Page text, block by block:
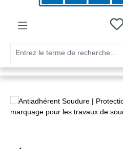
Ignorer la galerie d'images